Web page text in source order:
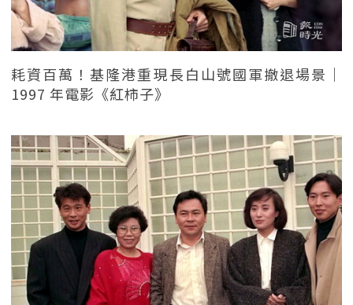
耗資百萬！基隆港重現長白山號國軍撤退場景｜
1997 年電影《紅柿子》